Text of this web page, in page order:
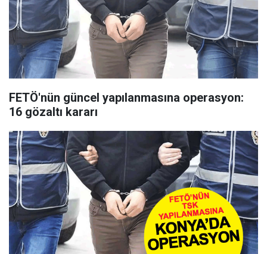
FETÖ'nün güncel yapılanmasına operasyon:
16 gözaltı kararı